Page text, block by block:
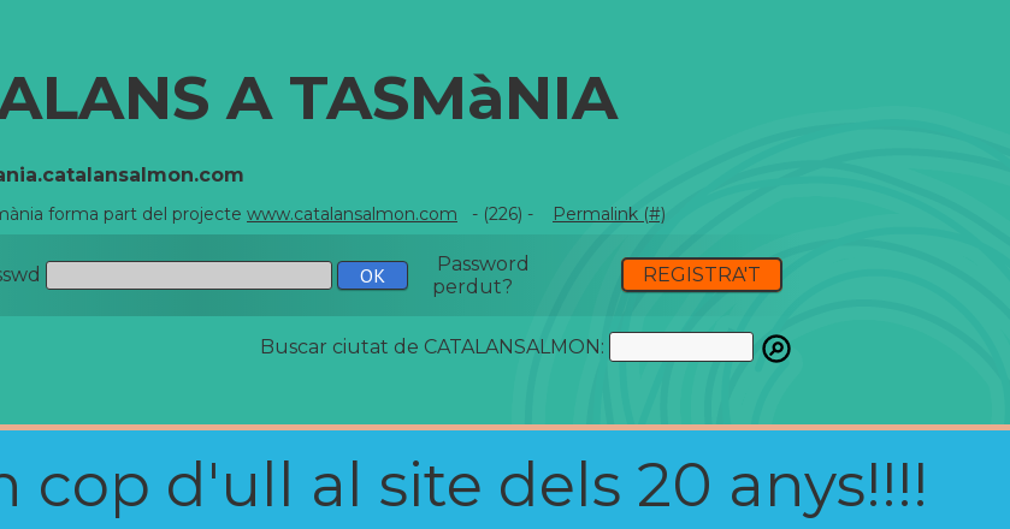
A TASMàNIA
forma part del projecte www.catalansalmon.com - (226) - Permalink (#)
Password
perdut?
REGISTRA'T
Buscar ciutat de CATALANSALMON:
cop d'ull al site dels 20 anys!!!!